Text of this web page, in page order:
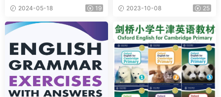
gies》6册 A0-B1+ 学生书+音
频
2024-05-18 19
全套资料 学生书+教师书+手
册+音频
2023-10-08 25